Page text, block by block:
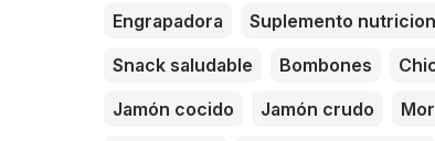
Engrapadora
Suplemento
Snack saludable
Bombones
Jamón cocido
Jamón crudo